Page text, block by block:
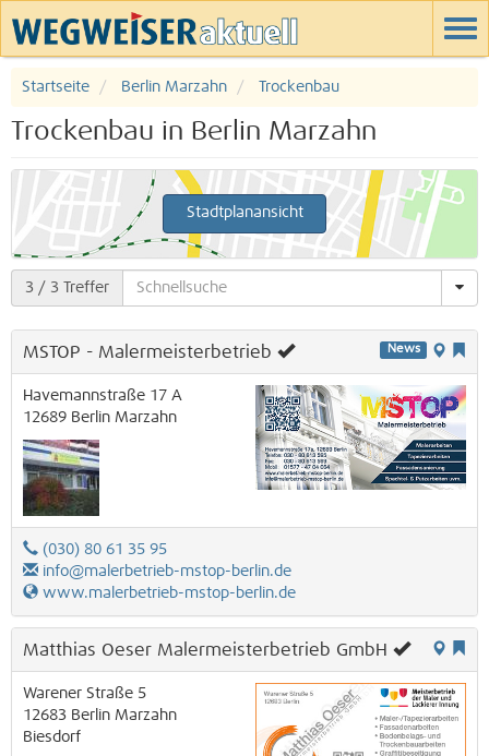
Startseite Berlin Marzahn Trockenbau
Trockenbau in Berlin Marzahn
Stadtplanansicht
3 / 3 Treffer
News
MSTOP - Malermeisterbetrieb
Havemannstraße 17 A
12689 Berlin Marzahn
(030) 80 61 35 95
info@malerbetrieb-mstop-berlin.de
www.malerbetrieb-mstop-berlin.de
Matthias Oeser Malermeisterbetrieb GmbH
Warener Straße 5
12683 Berlin Marzahn
Biesdorf